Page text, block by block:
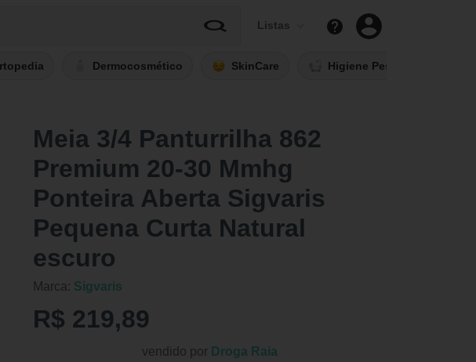
Listas
Dermocosmético SkinCare Higiene Pessoal
Meia 3/4 Panturrilha 862
Premium 20-30 Mmhg
Ponteira Aberta Sigvaris
Pequena Curta Natural
escuro
Marca: Sigvaris
R$ 219,89
vendido por Droga Raia